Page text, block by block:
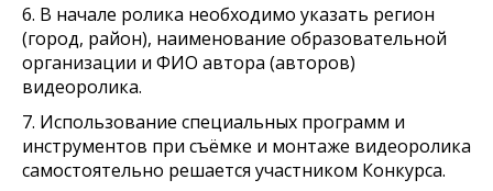
6. В начале ролика необходимо указать регион
(город, район), наименование образовательной
организации и ФИО автора (авторов)
видеоролика.
7. Использование специальных программ и
инструментов при съёмке и монтаже видеоролика
самостоятельно решается участником Конкурса.